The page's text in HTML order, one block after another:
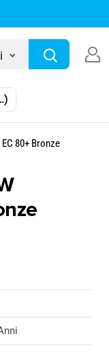
80+ Bronze